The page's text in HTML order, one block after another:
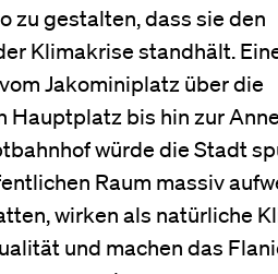
zu gestalten, dass sie den
Klimakrise standhält.
Jakominiplatz über die
Hauptplatz bis hin zur
würde die Stadt
Raum massiv
wirken als natürliche
und machen das